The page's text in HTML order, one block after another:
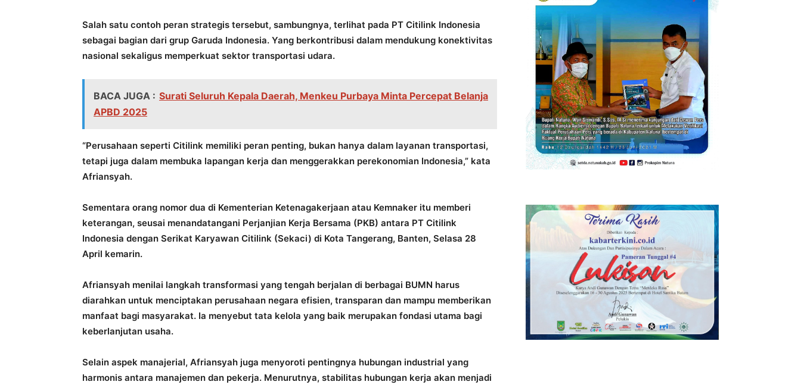
Salah satu contoh peran strategis tersebut, sambungnya, terlihat pada PT Citilink Indonesia
sebagai bagian dari grup Garuda Indonesia. Yang berkontribusi dalam mendukung konektivitas
nasional sekaligus memperkuat sektor transportasi udara.
BACA JUGA : Surati Seluruh Kepala Daerah, Menkeu Purbaya Minta Percepat Belanja
APBD 2025
“Perusahaan seperti Citilink memiliki peran penting, bukan hanya dalam layanan transportasi,
tetapi juga dalam membuka lapangan kerja dan menggerakkan perekonomian Indonesia,” kata
Afriansyah.
Sementara orang nomor dua di Kementerian Ketenagakerjaan atau Kemnaker itu memberi
keterangan, seusai menandatangani Perjanjian Kerja Bersama (PKB) antara PT Citilink
Indonesia dengan Serikat Karyawan Citilink (Sekaci) di Kota Tangerang, Banten, Selasa 28
April kemarin.
Afriansyah menilai langkah transformasi yang tengah berjalan di berbagai BUMN harus
diarahkan untuk menciptakan perusahaan negara efisien, transparan dan mampu memberikan
manfaat bagi masyarakat. Ia menyebut tata kelola yang baik merupakan fondasi utama bagi
keberlanjutan usaha.
Selain aspek manajerial, Afriansyah juga menyoroti pentingnya hubungan industrial yang
harmonis antara manajemen dan pekerja. Menurutnya, stabilitas hubungan kerja akan menjadi